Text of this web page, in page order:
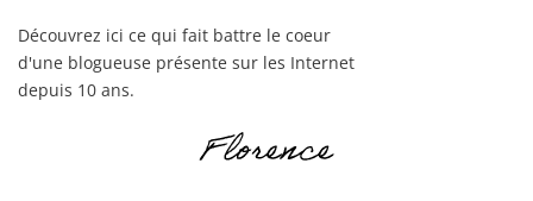
Découvrez ici ce qui fait battre le coeur
d'une blogueuse présente sur les Internet
depuis 10 ans.